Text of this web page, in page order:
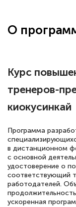
большое
Елена
18
Выражаю
повышения
русскому
полезных
О
Курс
тренеров-
киокусинкай
Программа
в дистанционном
с основной
удостоверение о
соответствующий
работодателей.
ускоренная